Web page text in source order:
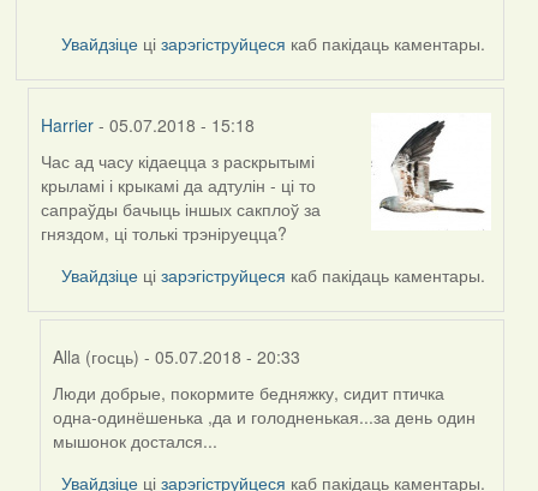
Увайдзіце цізарэгіструйцеся каб пакідаць каментары.
Harrier - 05.07.2018 - 15:18
In
reply
to
by
Harrier
Час ад часу кідаецца з раскрытымі
крыламі і крыкамі да адтулін - ці то
сапраўды бачыць іншых сакплоў за
гняздом, ці толькі трэніруецца?
Увайдзіце цізарэгіструйцеся каб пакідаць каментары.
Alla (госць) - 05.07.2018 - 20:33
In
reply
to
by
Люди добрые, покормите бедняжку, сидит птичка
одна-одинёшенька ,да и голодненькая...за день один
мышонок достался...
Увайдзіце цізарэгіструйцеся каб пакідаць каментары.